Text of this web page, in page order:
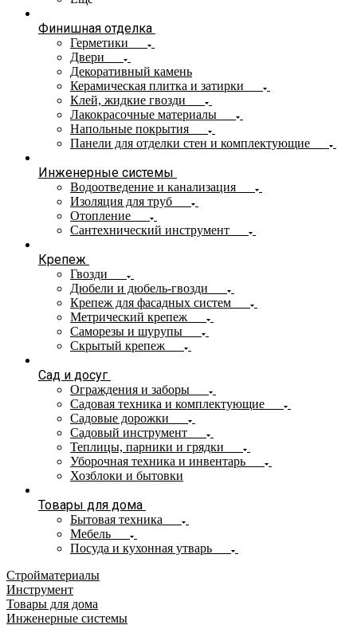
Финишная отделка
Герметики
Двери
Декоративный камень
Керамическая плитка и затирки
Клей, жидкие гвозди
Лакокрасочные материалы
Напольные покрытия
Панели для отделки стен и комплектующие
Инженерные системы
Водоотведение и канализация
Изоляция для труб
Отопление
Сантехнический инструмент
Крепеж
Гвозди
Дюбели и дюбель-гвозди
Крепеж для фасадных систем
Метрический крепеж
Саморезы и шурупы
Скрытый крепеж
Сад и досуг
Ограждения и заборы
Садовая техника и комплектующие
Садовые дорожки
Садовый инструмент
Теплицы, парники и грядки
Уборочная техника и инвентарь
Хозблоки и бытовки
Товары для дома
Бытовая техника
Мебель
Посуда и кухонная утварь
Стройматериалы
Инструмент
Товары для дома
Инженерные системы